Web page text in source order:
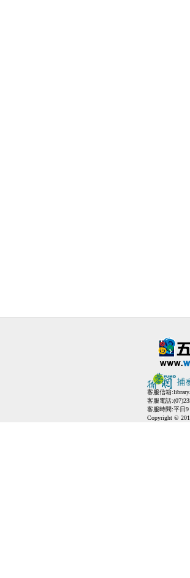
客服信箱:
客服電話
客服時間:平日9
Copyright ©